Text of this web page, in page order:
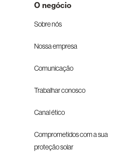
O negócio
Sobre nós
Nossa empresa
Comunicação
Trabalhar conosco
Canal ético
Comprometidos com a sua
proteção solar